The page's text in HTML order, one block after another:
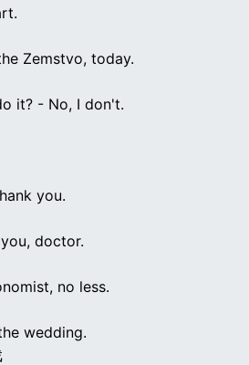
Zemstvo, today.
it? - No, I don't.
you.
doctor.
no less.
wedding.